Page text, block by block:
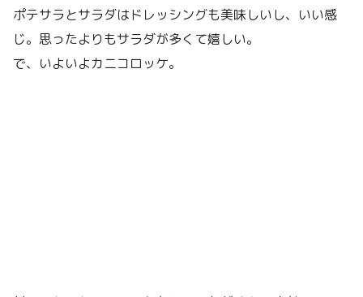
ポテサラとサラダはドレッシングも美味しいし、いい感
じ。思ったよりもサラダが多くて嬉しい。
で、いよいよカニコロッケ。